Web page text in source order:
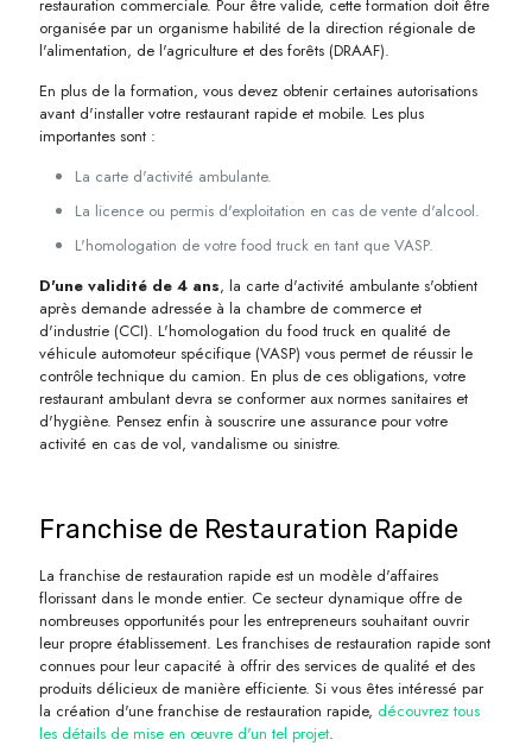
restauration commerciale. Pour être valide, cette formation doit être
organisée par un organisme habilité de la direction régionale de
l'alimentation, de l'agriculture et des forêts (DRAAF).
En plus de la formation, vous devez obtenir certaines autorisations
avant d'installer votre restaurant rapide et mobile. Les plus
importantes sont :
La carte d'activité ambulante.
La licence ou permis d'exploitation en cas de vente d'alcool.
L'homologation de votre food truck en tant que VASP.
D'une validité de 4 ans, la carte d'activité ambulante s'obtient
après demande adressée à la chambre de commerce et
d'industrie (CCI). L'homologation du food truck en qualité de
véhicule automoteur spécifique (VASP) vous permet de réussir le
contrôle technique du camion. En plus de ces obligations, votre
restaurant ambulant devra se conformer aux normes sanitaires et
d'hygiène. Pensez enfin à souscrire une assurance pour votre
activité en cas de vol, vandalisme ou sinistre.
Franchise de Restauration Rapide
La franchise de restauration rapide est un modèle d'affaires
florissant dans le monde entier. Ce secteur dynamique offre de
nombreuses opportunités pour les entrepreneurs souhaitant ouvrir
leur propre établissement. Les franchises de restauration rapide sont
connues pour leur capacité à offrir des services de qualité et des
produits délicieux de manière efficiente. Si vous êtes intéressé par
la création d'une franchise de restauration rapide, découvrez tous
les détails de mise en œuvre d'un tel projet.